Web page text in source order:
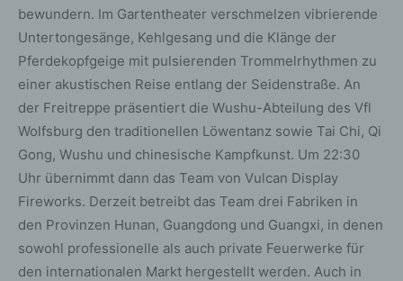
bewundern. Im Gartentheater verschmelzen vibrierende
Untertongesänge, Kehlgesang und die Klänge der
Pferdekopfgeige mit pulsierenden Trommelrhythmen zu
einer akustischen Reise entlang der Seidenstraße. An
der Freitreppe präsentiert die Wushu-Abteilung des Vfl
Wolfsburg den traditionellen Löwentanz sowie Tai Chi, Qi
Gong, Wushu und chinesische Kampfkunst. Um 22:30
Uhr übernimmt dann das Team von Vulcan Display
Fireworks. Derzeit betreibt das Team drei Fabriken in
den Provinzen Hunan, Guangdong und Guangxi, in denen
sowohl professionelle als auch private Feuerwerke für
den internationalen Markt hergestellt werden. Auch in